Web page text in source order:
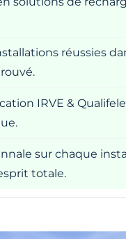
réussies
IRVE &
sur chaque
totale.